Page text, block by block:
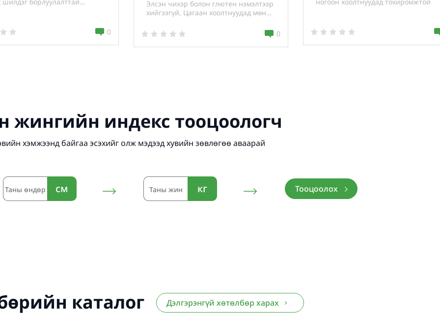
0
Элсэн чихэр болон глютен нэмэлтээр
хийгээгүй, Цагаан хоолтнуудад мөн
0
жингийн индекс тооцоологч
хэмжээнд байгаа эсэхийг олж мэдээд хувийн зөвлөгөө аваарай
см кг Тооцоолох
каталог Дэлгэрэнгүй хөтөлбөр харах